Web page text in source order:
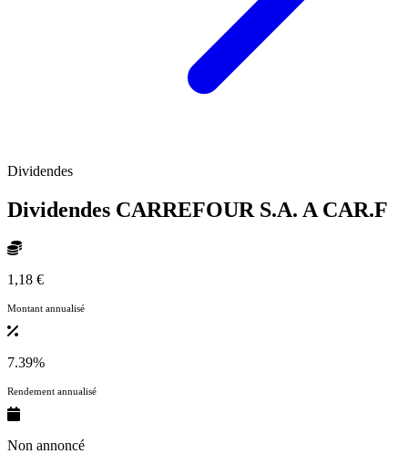
Dividendes
Dividendes CARREFOUR S.A. A CAR.F
1,18 €
Montant annualisé
7.39%
Rendement annualisé
Non annoncé